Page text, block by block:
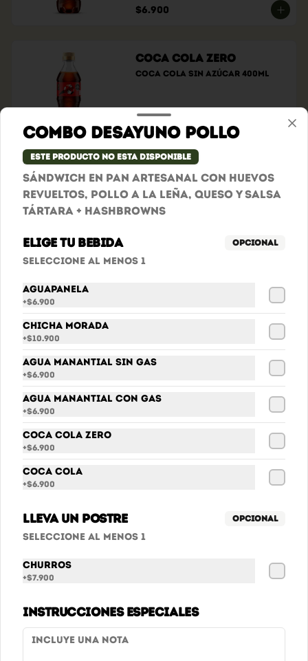
$6.900
Coca Cola Zero
Coca cola sin azúcar 400ml
$6.900
Sprite
Sprite
$6.900
Conócenos
Cobertura
Promociones - Términos y condiciones
Política de privacidad
Mi cuenta
Combo Desayuno Pollo
Este producto no esta disponible
Sándwich En Pan Artesanal Con Huevos
Revueltos, Pollo A La Leña, Queso Y Salsa
Tártara + Hashbrowns
Elige tu bebida Opcional
Seleccione al menos 1
Aguapanela
+$6.900
Chicha Morada
+$10.900
Agua Manantial sin gas
+$6.900
Agua Manantial con gas
+$6.900
Coca Cola Zero
+$6.900
Coca Cola
+$6.900
Lleva un postre Opcional
Seleccione al menos 1
Churros
+$7.900
Instrucciones especiales